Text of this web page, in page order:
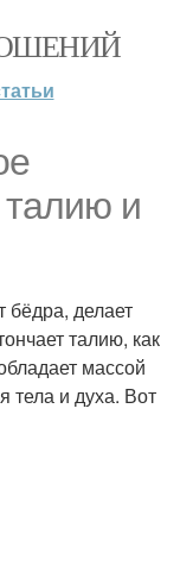
талию и
бёдра, делает
талию, как
массой
тела и духа. Вот